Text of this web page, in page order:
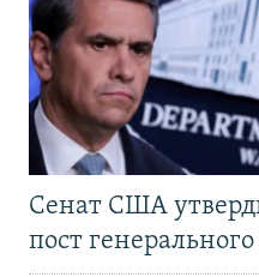
Сенат США
пост